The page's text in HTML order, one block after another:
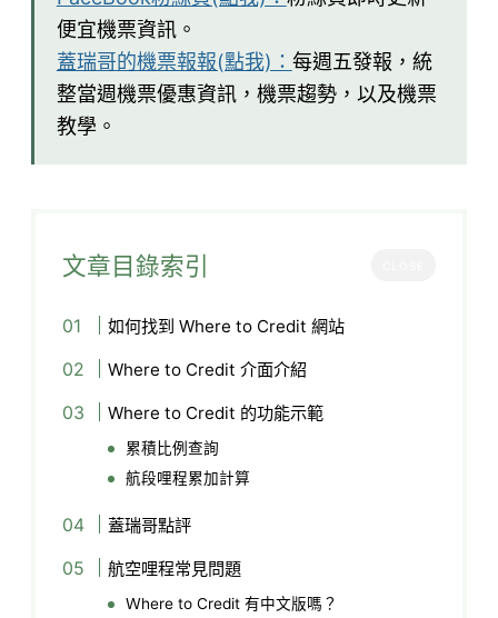
便宜機票資訊。
蓋瑞哥的機票報報(點我)： 每週五發報，統
整當週機票優惠資訊，機票趨勢，以及機票
教學。
文章目錄索引
如何找到 Where to Credit 網站
Where to Credit 介面介紹
Where to Credit 的功能示範
累積比例查詢
航段哩程累加計算
蓋瑞哥點評
航空哩程常見問題
Ｗhere to Credit 有中文版嗎？